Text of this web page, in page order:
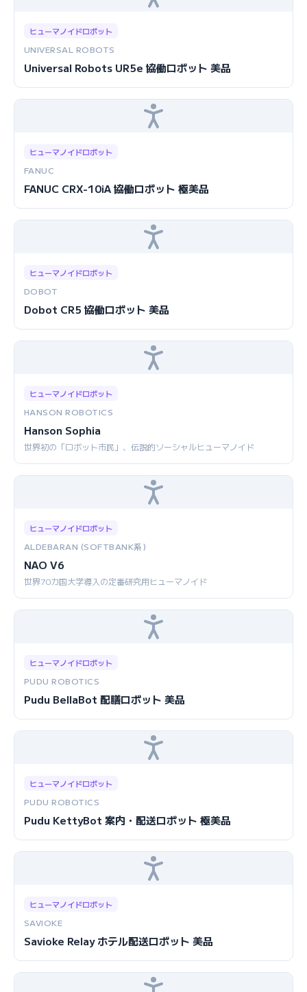
ヒューマノイドロボット
UNIVERSAL ROBOTS
Universal Robots UR5e 協働ロボット 美品
ヒューマノイドロボット
FANUC
FANUC CRX-10iA 協働ロボット 極美品
ヒューマノイドロボット
DOBOT
Dobot CR5 協働ロボット 美品
ヒューマノイドロボット
HANSON ROBOTICS
Hanson Sophia
世界初の「ロボット市民」、伝説的ソーシャルヒューマノイド
ヒューマノイドロボット
ALDEBARAN (SOFTBANK系)
NAO V6
世界70カ国大学導入の定番研究用ヒューマノイド
ヒューマノイドロボット
PUDU ROBOTICS
Pudu BellaBot 配膳ロボット 美品
ヒューマノイドロボット
PUDU ROBOTICS
Pudu KettyBot 案内・配送ロボット 極美品
ヒューマノイドロボット
SAVIOKE
Savioke Relay ホテル配送ロボット 美品